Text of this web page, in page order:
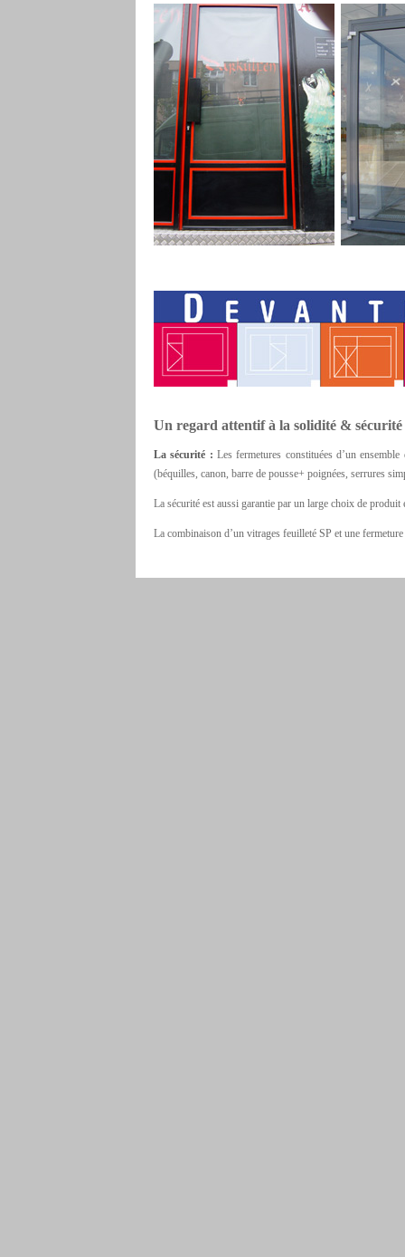
Un regard attentif à la solidité & sécurité
La sécurité : Les fermetures constituées d’un
(béquilles, canon, barre de pousse+ poignées, serrures
La sécurité est aussi garantie par un large choix de
La combinaison d’un vitrages feuilleté SP et une